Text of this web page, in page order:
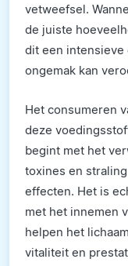
vetweefsel.
de juiste
dit een intensieve
ongemak kan
Het consumeren
deze
begint met het
toxines en
effecten. Het is
met het innemen
helpen het
vitaliteit en